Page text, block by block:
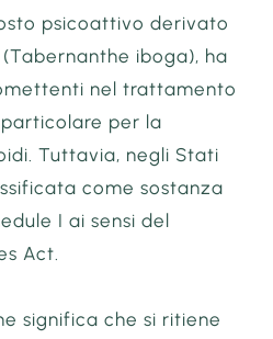
psicoattivo derivato
iboga), ha
nel trattamento
per la
Tuttavia, negli Stati
come sostanza
I ai sensi del
Act.
significa che si ritiene